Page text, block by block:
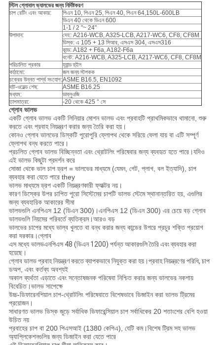
স্টিল গ্লোবাল ভ্যালভের জন্য নির্দিষ্টকরণ
চাপ রেটিং এবং আকার:
পিএন 10, পিএন 25, পিএন 40, পিএন 64,150L-600LB
ডিএন 40 থেকে ডিএন 600
1-1 / 2 "~ 24"
উপাদান:
দেহ: A216-WCB, A325-LCB, A217-WC6, CF8, CF8M
ডিস্ক: এ 105 + 13 সিআর, এসএস 304, এসএস316
কান্ড: A182 + F6a, A182-F6a
বনেট: A216-WCB, A325-LCB, A217-WC6, CF8, CF8M
পরিচালিত প্রকার
হ্যান্ড হুইল
কাঠামো:
জল জন্য স্টপকক
চক্রের উন্নত পার্শ্ব সংযোগ:ASME B16.5, EN1092
বাট-ওয়েল্ড শেষ:
ASME B16.25
মধ্যম:
ডাব্লুওজি
তাপমাত্রা:
-20 থেকে 425 ° সে
গ্লোব ভালভ
একটি গ্লোব ভালভ একটি লিনিয়ার মোশন ভালভ এবং প্রবাহটি প্রাথমিকভাবে থামানো, শুরু
করতে এবং প্রবাহ নিয়ন্ত্রণ করার জন্য তৈরি করা হয়।
কোনও গ্লোব ভালভের ডিস্কটি পুরোপুরি ফ্লোপথ থেকে সরিয়ে ফেলা যায় বা এটি সম্পূর্ণ
ফ্লোপথ বন্ধ করতে পারে।
প্রচলিত গ্লোব ভালভ বিচ্ছিন্নতা এবং থ্রোটলিং পরিষেবার জন্য ব্যবহৃত হতে পারে।যদিও
এই ভালভ কিছুটা প্রদর্শন করে
সোজা থেকে ভাল চাপ ড্রপ = ভালভের মাধ্যমে (যেমন, গেট, প্লাগ, বল ইত্যাদি), চাপ
ব্যবহার করা যেতে পারে they
ভালভ মাধ্যমে ড্রপ একটি নিয়ন্ত্রণকারী ফ্যাক্টর নয়।
কারণ ডিস্কের উপর চাপিত পুরো সিস্টেমের চাপটি ভালভ স্টেমে স্থানান্তরিত হয়, এগুলির
জন্য ব্যবহারিক আকারের সীমা
ভালভগুলি এনপিএস 12 (ডিএন 300)।এনপিএস 12 (ডিএন 300) এর চেয়ে বড় গ্লোব
ভালভগুলি নিয়মের পরিবর্তে ব্যতিক্রম।আরও বড়
ভালভের চাপের মধ্যে ভাল্ব খুলতে বা বন্ধ করার জন্য কান্ডের উপরে প্রচুর শক্তি প্রয়োগ
করা দরকার।গ্লোব
এস মধ্যে ভালভএনপিএস 48 (ডিএন 1200) পর্যন্ত আকারগুলি তৈরি এবং ব্যবহার করা
হয়েছে।
গ্লোব ভালভ প্রবাহ নিয়ন্ত্রণ করতে ব্যাপকভাবে নিযুক্ত করা হয়।প্রবাহ নিয়ন্ত্রণের পরিধি, চাপ
ডঅপ, এবং কর্তব্য অবশ্যই
অকাল ব্যর্থতা এড়াতে এবং সন্তোষজনক পরিষেবা নিশ্চিত করার জন্য ভালভের নকশায়
বিবেচিত।ভালভ সাপেক্ষে
উচ্চ-ডিফারেনশিয়াল চাপ-থ্রোটলিং পরিষেবাতে বিশেষভাবে ডিজাইন করা ভালভ ট্রিমের
প্রয়োজন।
সাধারণত ভালভ ডিস্ক জুড়ে সর্বাধিক ডিফারেন্সিয়াল চাপ সর্বাধিকের 20 শতাংশের বেশি হওয়া
উচিত নয়
প্রবাহের চাপ বা 200 পিএসআই (1380 কেপিএ), যেটি কম।বিশেষ ট্রিম সহ ভালভ
অ্যাপ্লিকেশনগুলির জন্য ডিজাইন করা যেতে পারে